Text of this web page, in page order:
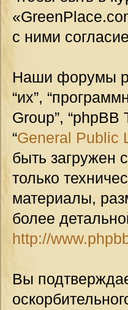
с ними
Наши форумы
“их”,
Group”,
“General Public
быть загружен с
только
материалы,
более
http://
Вы